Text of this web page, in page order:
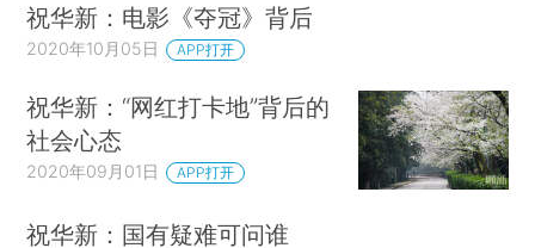
祝华新：电影《夺冠》背后
2020年10月05日 APP打开
祝华新：“网红打卡地”背后的
社会心态
2020年09月01日 APP打开
祝华新：国有疑难可问谁